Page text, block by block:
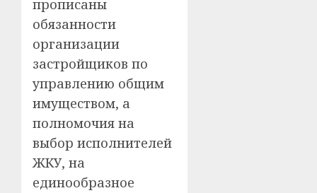
прописаны
обязанности
организации
застройщиков по
управлению общим
имуществом, а
полномочия на
выбор исполнителей
ЖКУ, на
единообразное